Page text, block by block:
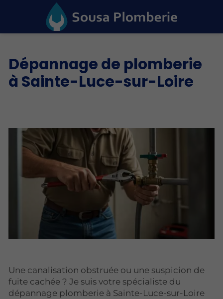
Dépannage de plomberie
à Sainte-Luce-sur-Loire
Une canalisation obstruée ou une suspicion de
fuite cachée ? Je suis votre spécialiste du
dépannage plomberie à Sainte-Luce-sur-Loire